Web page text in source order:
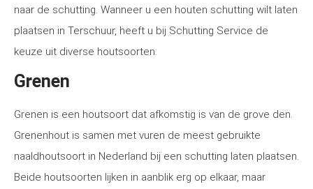
naar de schutting. Wanneer u een houten schutting wilt laten
plaatsen in Terschuur, heeft u bij Schutting Service de
keuze uit diverse houtsoorten:
Grenen
Grenen is een houtsoort dat afkomstig is van de grove den.
Grenenhout is samen met vuren de meest gebruikte
naaldhoutsoort in Nederland bij een schutting laten plaatsen.
Beide houtsoorten lijken in aanblik erg op elkaar, maar